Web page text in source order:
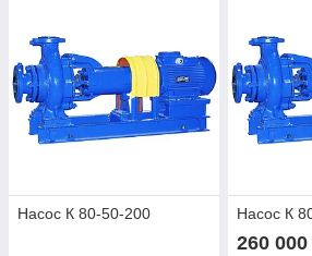
Насос К 80-50-200 Насос К
260 000